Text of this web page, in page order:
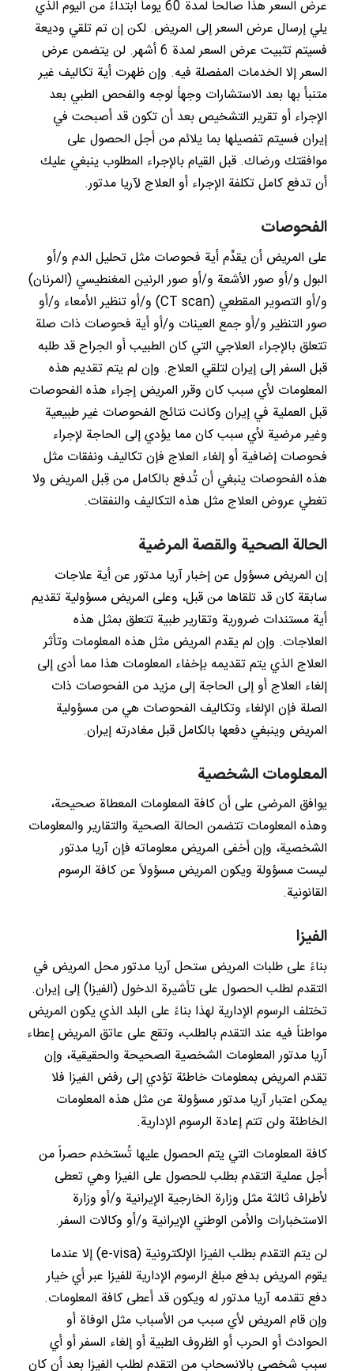
عرض السعر هذا صالحاً لمدة 60 يوماً ابتداءً من اليوم الذي
يلي إرسال عرض السعر إلى المريض. لكن إن تم تلقي وديعة
فسيتم تثبيت عرض السعر لمدة 6 أشهر. لن يتضمن عرض
السعر إلا الخدمات المفصلة فيه. وإن ظهرت أية تكاليف غير
متنبأ بها بعد الاستشارات وجهاً لوجه والفحص الطبي بعد
الإجراء أو تقرير التشخيص بعد أن تكون قد أصبحت في
إيران فسيتم تفصيلها بما يلائم من أجل الحصول على
موافقتك ورضاك. قبل القيام بالإجراء المطلوب ينبغي عليك
أن تدفع كامل تكلفة الإجراء أو العلاج لآريا مدتور.
الفحوصات
على المريض أن يقدِّم أية فحوصات مثل تحليل الدم و/أو
البول و/أو صور الأشعة و/أو صور الرنين المغنطيسي (المرنان)
و/أو التصوير المقطعي (CT scan) و/أو تنظير الأمعاء و/أو
صور التنظير و/أو جمع العينات و/أو أية فحوصات ذات صلة
تتعلق بالإجراء العلاجي التي كان الطبيب أو الجراح قد طلبه
قبل السفر إلى إيران لتلقي العلاج. وإن لم يتم تقديم هذه
المعلومات لأي سبب كان وقرر المريض إجراء هذه الفحوصات
قبل العملية في إيران وكانت نتائج الفحوصات غير طبيعية
وغير مرضية لأي سبب كان مما يؤدي إلى الحاجة لإجراء
فحوصات إضافية أو إلغاء العلاج فإن تكاليف ونفقات مثل
هذه الفحوصات ينبغي أن تُدفع بالكامل من قِبل المريض ولا
تغطي عروض العلاج مثل هذه التكاليف والنفقات.
الحالة الصحية والقصة المرضية
إن المريض مسؤول عن إخبار آريا مدتور عن أية علاجات
سابقة كان قد تلقاها من قبل، وعلى المريض مسؤولية تقديم
أية مستندات ضرورية وتقارير طبية تتعلق بمثل هذه
العلاجات. وإن لم يقدم المريض مثل هذه المعلومات وتأثر
العلاج الذي يتم تقديمه بإخفاء المعلومات هذا مما أدى إلى
إلغاء العلاج أو إلى الحاجة إلى مزيد من الفحوصات ذات
الصلة فإن الإلغاء وتكاليف الفحوصات هي من مسؤولية
المريض وينبغي دفعها بالكامل قبل مغادرته إيران.
المعلومات الشخصية
يوافق المرضى على أن كافة المعلومات المعطاة صحيحة،
وهذه المعلومات تتضمن الحالة الصحية والتقارير والمعلومات
الشخصية، وإن أخفى المريض معلوماته فإن آريا مدتور
ليست مسؤولة ويكون المريض مسؤولاً عن كافة الرسوم
القانونية.
الفيزا
بناءً على طلبات المريض ستحل آريا مدتور محل المريض في
التقدم لطلب الحصول على تأشيرة الدخول (الفيزا) إلى إيران.
تختلف الرسوم الإدارية لهذا بناءً على البلد الذي يكون المريض
مواطناً فيه عند التقدم بالطلب، وتقع على عاتق المريض إعطاء
آريا مدتور المعلومات الشخصية الصحيحة والحقيقية، وإن
تقدم المريض بمعلومات خاطئة تؤدي إلى رفض الفيزا فلا
يمكن اعتبار آريا مدتور مسؤولة عن مثل هذه المعلومات
الخاطئة ولن تتم إعادة الرسوم الإدارية.
كافة المعلومات التي يتم الحصول عليها تُستخدم حصراً من
أجل عملية التقدم بطلب للحصول على الفيزا وهي تعطى
لأطراف ثالثة مثل وزارة الخارجية الإيرانية و/أو وزارة
الاستخبارات والأمن الوطني الإيرانية و/أو وكالات السفر.
لن يتم التقدم بطلب الفيزا الإلكترونية (e-visa) إلا عندما
يقوم المريض بدفع مبلغ الرسوم الإدارية للفيزا عبر أي خيار
دفع تقدمه آريا مدتور له ويكون قد أعطى كافة المعلومات.
وإن قام المريض لأي سبب من الأسباب مثل الوفاة أو
الحوادث أو الحرب أو الظروف الطبية أو إلغاء السفر أو أي
سبب شخصي بالانسحاب من التقدم لطلب الفيزا بعد أن كان